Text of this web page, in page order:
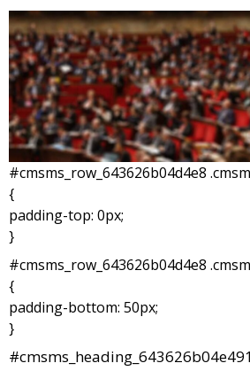
#cmsms_row_643626b04d4e8
{
padding-top: 0px;
}
#cmsms_row_643626b04d4e8
{
padding-bottom: 50px;
}